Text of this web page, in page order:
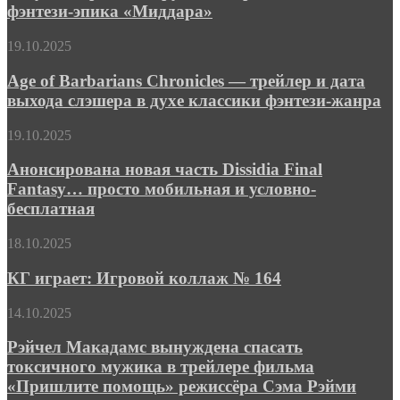
версии
настольного
эпика
фэнтези-эпика «Миддара»
Age
Barbarians
Chronicles
—
и
выхода
слэшера
в
классики
жанра
19.10.2025
Age of Barbarians Chronicles — трейлер и дата
выхода слэшера в духе классики фэнтези-жанра
Анонсирована
часть
Dissidia
Final
Fantasy…
мобильная
условно-
19.10.2025
Анонсирована новая часть Dissidia Final
Fantasy… просто мобильная и условно-
бесплатная
КГ
Игровой
коллаж
№
164
18.10.2025
КГ играет: Игровой коллаж № 164
Рэйчел
вынуждена
токсичного
мужика
14.10.2025
Рэйчел Макадамс вынуждена спасать
токсичного мужика в трейлере фильма
«Пришлите помощь» режиссёра Сэма Рэйми